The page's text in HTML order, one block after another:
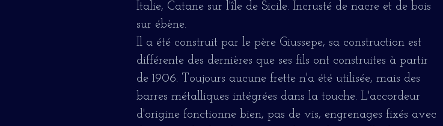
Italie, Catane sur l'île de Sicile. Incrusté de nacre et de bois
sur ébène.
Il a été construit par le père Giussepe, sa construction est
différente des dernières que ses fils ont construites à partir
de 1906. Toujours aucune frette n'a été utilisée, mais des
barres métalliques intégrées dans la touche. L'accordeur
d'origine fonctionne bien, pas de vis, engrenages fixés avec